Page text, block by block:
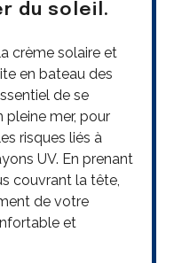
du soleil.
crème solaire et
en bateau des
de se
mer, pour
risques liés à
UV. En prenant
couvrant la tête,
de votre
et